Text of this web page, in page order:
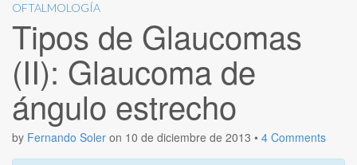
OFTALMOLOGÍA
Tipos de Glaucomas
(II): Glaucoma de
ángulo estrecho
by Fernando Soler on 10 de diciembre de 2013 • 4 Comments